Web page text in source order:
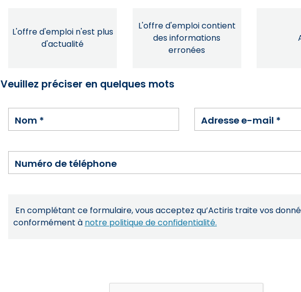
L'offre d'emploi n'est plus
d'actualité
L'offre d'emploi contient
des informations
erronées
Veuillez préciser en quelques mots
Nom * Adresse e-mail *
Numéro de téléphone
En complétant ce formulaire, vous acceptez qu’Actiris traite vos
conformément à notre politique de confidentialité.